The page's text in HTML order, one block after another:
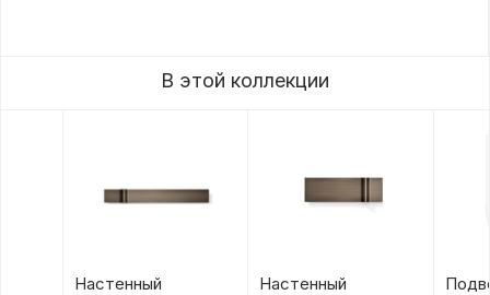
В этой коллекции
Настенный
Настенный